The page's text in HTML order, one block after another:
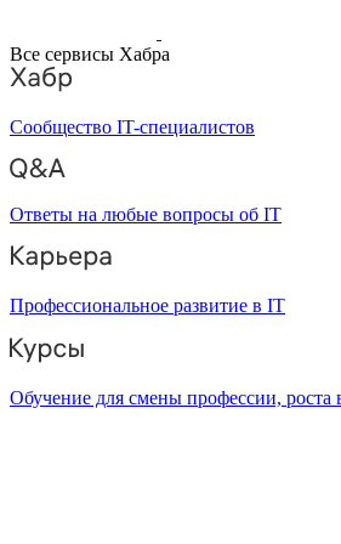
Все сервисы Хабра
Сообщество IT-специалистов
Ответы на любые вопросы об IT
Профессиональное развитие в IT
Обучение для смены профессии, роста